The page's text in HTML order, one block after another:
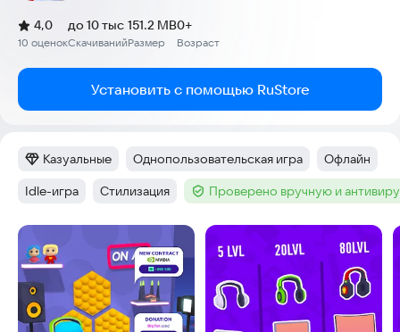
Рейтинг:
4,0
(
10 оценок
)
Скачиваний
до 10 тыс
Размер
151.2 MB
Возраст
0+
Установить с помощью RuStore
Категория:
Казуальные Тег:
Однопользовательская игра Тег:
Офлайн
Тег:
Idle-игра Тег:
Стилизация Тег :Проверено вручную и
Скриншоты